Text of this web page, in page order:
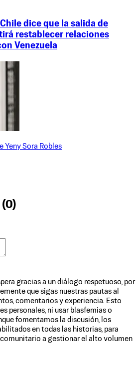
dice que la salida de
restablecer relaciones
Venezuela
Yeny Sora Robles
0)
gracias a un diálogo respetuoso, por
que sigas nuestras pautas al
comentarios y experiencia. Esto
personales, ni usar blasfemias o
fomentamos la discusión, los
en todas las historias, para
a gestionar el alto volumen